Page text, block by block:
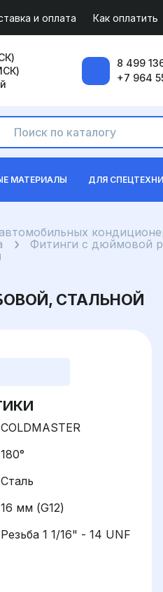
и оплата Как оплатить
8 499
+7 964
МАТЕРИАЛЫ ДЛЯ
Фитинги с дюймовой
СТАЛЬНОЙ
COLDMASTER
180°
Сталь
16 мм (G12)
Резьба 1 1/16" - 14 UNF